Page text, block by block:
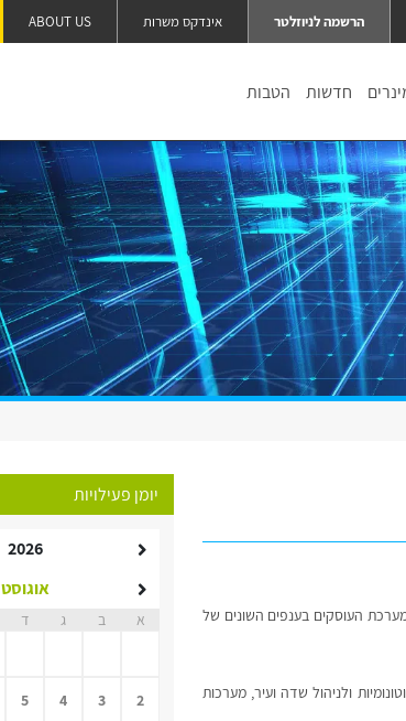
הרשמה לניוזלטר אינדקס משרות ABOUT US
חדשות הטבות
מערכת העוסקים בענפים השונים של
ולניהול שדה ועיר, מערכות
יומן פעילויות
2026
אוגוסט
א ב ג ד
2
3
4
5